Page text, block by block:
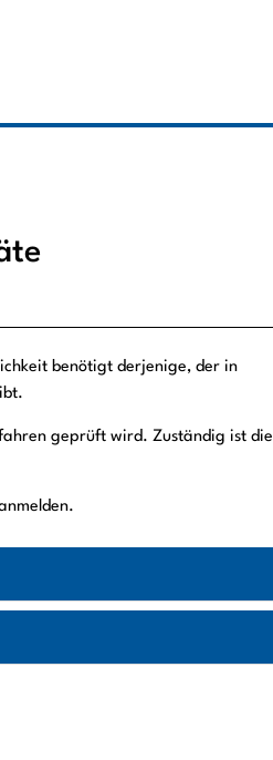
benötigt derjenige, der in
geprüft wird. Zuständig ist die